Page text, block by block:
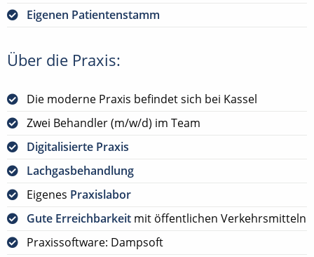
Eigenen Patientenstamm
Über die Praxis:
Die moderne Praxis befindet sich bei Kassel
Zwei Behandler (m/w/d) im Team
Digitalisierte Praxis
Lachgasbehandlung
Eigenes Praxislabor
Gute Erreichbarkeit mit öffentlichen Verkehrsmitteln
Praxissoftware: Dampsoft